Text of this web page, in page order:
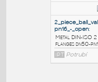
DIN-ISO
IPT